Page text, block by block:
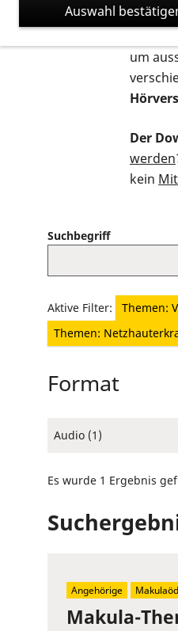
Auf
um
Der
werden
kein
Suchbegriff
Aktive Filter: Themen:
Themen:
Format
Audio (1)
Es wurde 1 Ergebnis
Makula-
Angehörige
Auswahl